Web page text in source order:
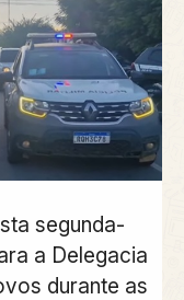
segunda-
a Delegacia
durante as